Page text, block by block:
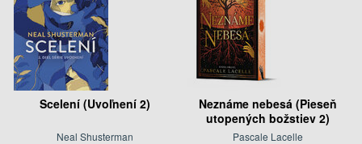
Scelení (Uvoľnení 2)
Neal Shusterman
Neznáme nebesá (Pieseň
utopených božstiev 2)
Pascale Lacelle